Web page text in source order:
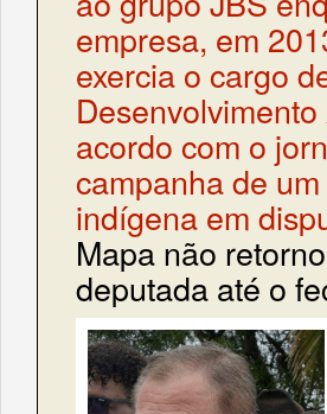
empresa, em
exercia o cargo
acordo com o
campanha de
indígena em
Mapa não
deputada até o